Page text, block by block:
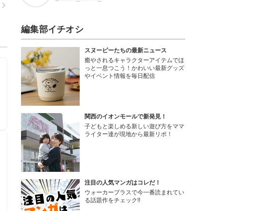
編集部イチオシ
スヌーピーたちの最新ニュース
癒やされるキャラクターアイテムでほ
っと一息つこう！かわいい最新グッズ
やイベント情報を毎日配信
関西のイオンモールで新発見！
子どもと楽しめる新しい遊び方をママ
ライター達が現地から最新リポ！
注目の人気マンガはコレだ！
ウォーカープラスで今一番読まれてい
る話題作をチェック!!